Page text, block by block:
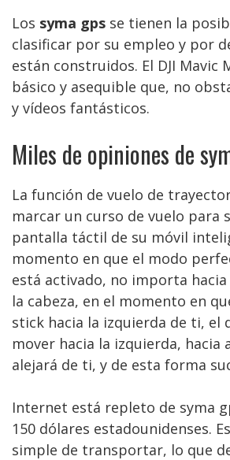
Los syma gps se tienen la
clasificar por su empleo y por
están construidos. El DJI Mavic
básico y asequible que, no
y vídeos fantásticos.
Miles de opiniones de
La función de vuelo de
marcar un curso de vuelo para
pantalla táctil de su móvil
momento en que el modo
está activado, no importa
la cabeza, en el momento en
stick hacia la izquierda de ti, el
mover hacia la izquierda, hacia
alejará de ti, y de esta forma
Internet está repleto de syma
150 dólares estadounidenses.
simple de transportar, lo que